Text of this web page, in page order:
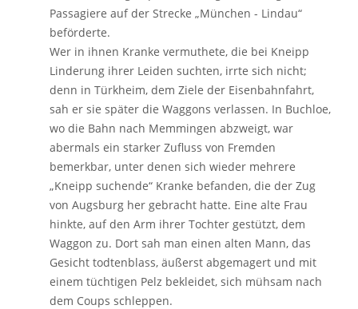
Passagiere auf der Strecke „München - Lindau“
beförderte.
Wer in ihnen Kranke vermuthete, die bei Kneipp
Linderung ihrer Leiden suchten, irrte sich nicht;
denn in Türkheim, dem Ziele der Eisenbahnfahrt,
sah er sie später die Waggons verlassen. In Buchloe,
wo die Bahn nach Memmingen abzweigt, war
abermals ein starker Zufluss von Fremden
bemerkbar, unter denen sich wieder mehrere
„Kneipp suchende“ Kranke befanden, die der Zug
von Augsburg her gebracht hatte. Eine alte Frau
hinkte, auf den Arm ihrer Tochter gestützt, dem
Waggon zu. Dort sah man einen alten Mann, das
Gesicht todtenblass, äußerst abgemagert und mit
einem tüchtigen Pelz bekleidet, sich mühsam nach
dem Coups schleppen.